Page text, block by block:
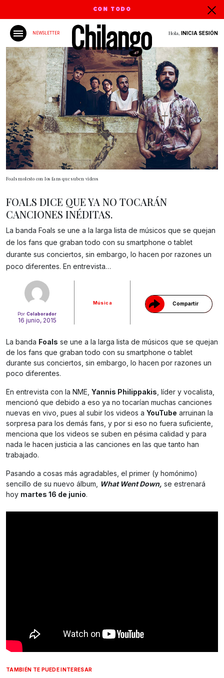
CON TODO
NEWSLETTER Hola, INICIA SESIÓN
Foals molesto con los fans que suben videos
PorColaborador
16 junio, 2015
Música Compartir
Gracias!
FOALS DICE QUE YA NO TOCARÁN
CANCIONES INÉDITAS.
La banda Foals se une a la larga lista de músicos que se quejan
de los fans que graban todo con su smartphone o tablet
durante sus conciertos, sin embargo, lo hacen por razones un
poco diferentes. En entrevista…
La banda Foals se une a la larga lista de músicos que se quejan
de los fans que graban todo con su smartphone o tablet
durante sus conciertos, sin embargo, lo hacen por razones un
poco diferentes.
En entrevista con la NME, Yannis Philippakis, líder y vocalista,
mencionó que debido a eso ya no tocarían muchas canciones
nuevas en vivo, pues al subir los videos a YouTube arruinan la
sorpresa para los demás fans, y por si eso no fuera suficiente,
menciona que los videos se suben en pésima calidad y para
nada le hacen justicia a las canciones en las que tanto han
trabajado.
Pasando a cosas más agradables, el primer (y homónimo)
sencillo de su nuevo álbum, What Went Down, se estrenará
hoy martes 16 de junio.
TAMBIÉN TE PUEDE INTERESAR